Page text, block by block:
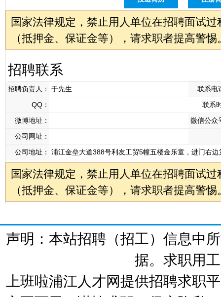
国家法律规定，禁止用人单位在招聘面试
（抵押金、保证金等），请求职者提高警惕
招聘联系
招聘负责人： 于先生
联系电
QQ：
联系
微博地址：
微信公众
公司网址：
公司地址：
浦江金垒大道388号利友工贸5幢五楼金乐童，进门右边
国家法律规定，禁止用人单位在招聘面试
（抵押金、保证金等），请求职者提高警惕
声明：本站招聘（招工）信息中
据。求职用
上班啦浦江人才网提供招聘求职